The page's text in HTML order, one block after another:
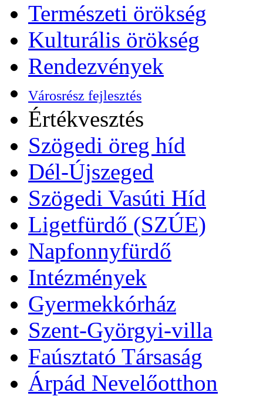
Természeti örökség
Kulturális örökség
Rendezvények
Városrész fejlesztés
Értékvesztés
Szögedi öreg híd
Dél-Újszeged
Szögedi Vasúti Híd
Ligetfürdő (SZÚE)
Napfonnyfürdő
Intézmények
Gyermekkórház
Szent-Györgyi-villa
Faúsztató Társaság
Árpád Nevelőotthon